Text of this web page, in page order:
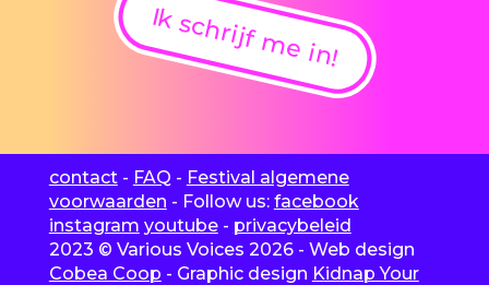
Ik schrijf me in!
contact- FAQ - Festival algemene
voorwaarden - Follow us: facebook
instagram youtube- privacybeleid
2023 © Various Voices 2026 - Web design
Cobea Coop - Graphic design Kidnap Your